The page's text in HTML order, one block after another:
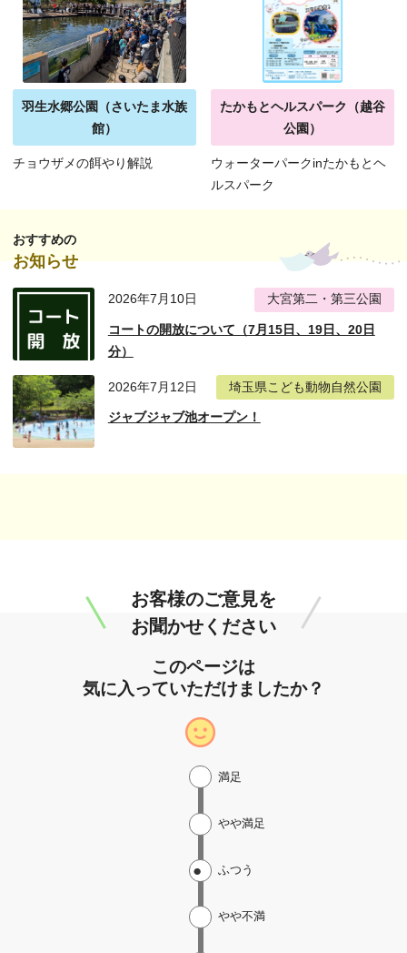
羽生水郷公園（さいたま水族
館）
チョウザメの餌やり解説
たかもとヘルスパーク（越谷
公園）
ウォーターパークinたかもとヘ
ルスパーク
おすすめの
お知らせ
2026年7月10日 大宮第二・第三公園
コートの開放について（7月15日、19日、20日
分）
2026年7月12日 埼玉県こども動物自然公園
ジャブジャブ池オープン！
お客様のご意見を
お聞かせください
このページは
気に入っていただけましたか？
やや不満
ふつう
やや満足
満足